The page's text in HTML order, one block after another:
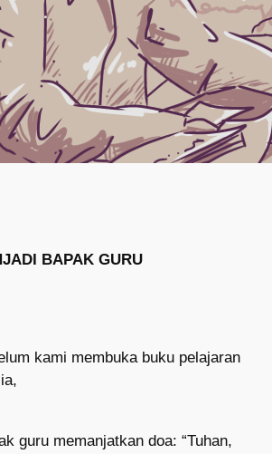
BAPAK GURU
kami membuka buku pelajaran
guru memanjatkan doa: “Tuhan,